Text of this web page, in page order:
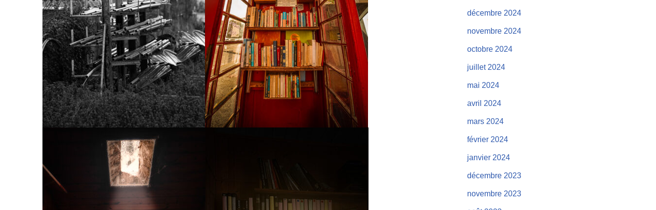
décembre 2024
novembre 2024
octobre 2024
juillet 2024
mai 2024
avril 2024
mars 2024
février 2024
janvier 2024
décembre 2023
novembre 2023